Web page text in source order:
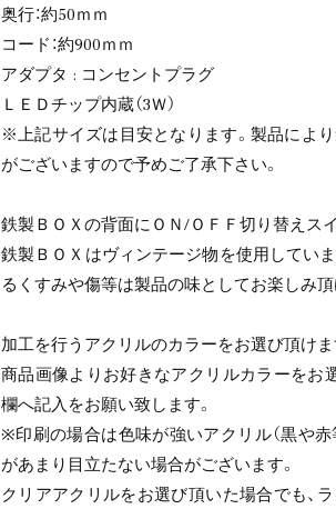
奥行：約50ｍｍ
コード：約900ｍｍ
アダプタ : コンセントプラグ
ＬＥＤチップ内蔵（3Ｗ）
※上記サイズは目安となります。製品によ
がございますので予めご了承下さい。
鉄製ＢＯＸの背面にＯＮ/ＯＦＦ切り替えス
鉄製ＢＯＸはヴィンテージ物を使用してい
るくすみや傷等は製品の味としてお楽しみ頂
加工を行うアクリルのカラーをお選び頂けま
商品画像よりお好きなアクリルカラーをお
欄へ記入をお願い致します。
※印刷の場合は色味が強いアクリル（黒や赤
があまり目立たない場合がございます。
クリアアクリルをお選び頂いた場合でも、